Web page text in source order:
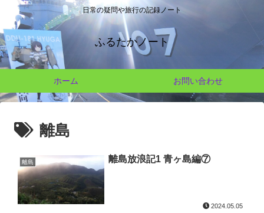
日常の疑問や旅行の記録ノート
ふるたかノート
ホーム お問い合わせ
離島
離島 離島放浪記1 青ヶ島編⑦
2024.05.05